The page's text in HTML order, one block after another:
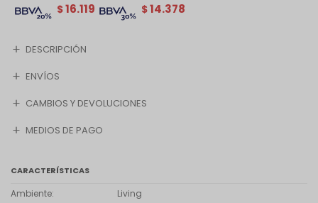
$14.378
$16.119
DESCRIPCIÓN
ENVÍOS
CAMBIOS Y DEVOLUCIONES
MEDIOS DE PAGO
CARACTERÍSTICAS
Ambiente Living